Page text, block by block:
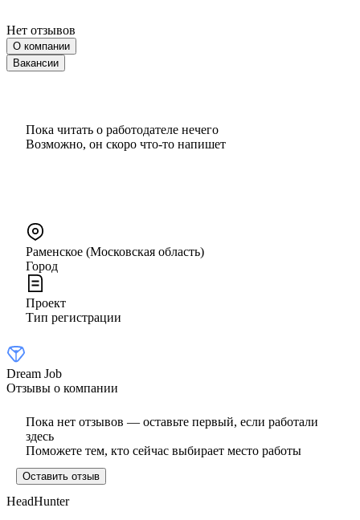
Нет отзывов
О компании
Вакансии
Пока читать о работодателе нечего
Возможно, он скоро что‑то напишет
Раменское (Московская область)
Город
Проект
Тип регистрации
Dream Job
Отзывы о компании
Пока нет отзывов — оставьте первый, если работали
здесь
Поможете тем, кто сейчас выбирает место работы
Оставить отзыв
HeadHunter